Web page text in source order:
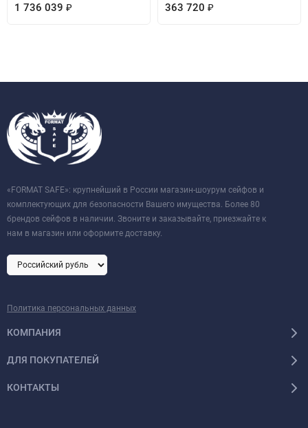
1 736 039 ₽ 363 720 ₽
«FORMAT SAFE»: крупнейший в России магазин-шоурум сейфов и
комплектующих для безопасности Вашего имущества. Более 80
брендов сейфов в наличии. Звоните и заказывайте, приезжайте к
нам в магазин или оформите доставку.
Политика персональных данных
КОМПАНИЯ
ДЛЯ ПОКУПАТЕЛЕЙ
КОНТАКТЫ